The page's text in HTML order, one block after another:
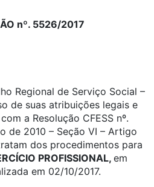
nº. 5526/2017
Regional de Serviço Social –
de suas atribuições legais e
a Resolução CFESS nº.
de 2010 – Seção VI – Artigo
dos procedimentos para
PROFISSIONAL, em
em 02/10/2017.